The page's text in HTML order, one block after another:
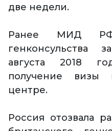
две недели.
Ранее МИД РФ
генконсульства
августа 2018
получение визы
центре.
Россия отозвала